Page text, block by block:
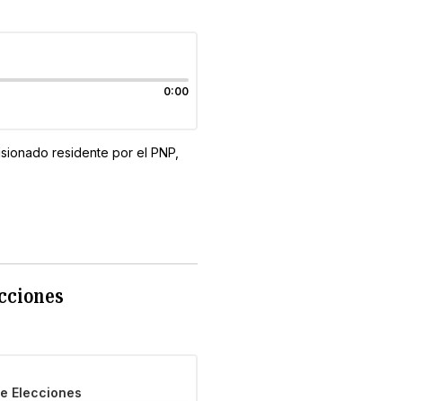
0:00
residente por el PNP,
Elecciones